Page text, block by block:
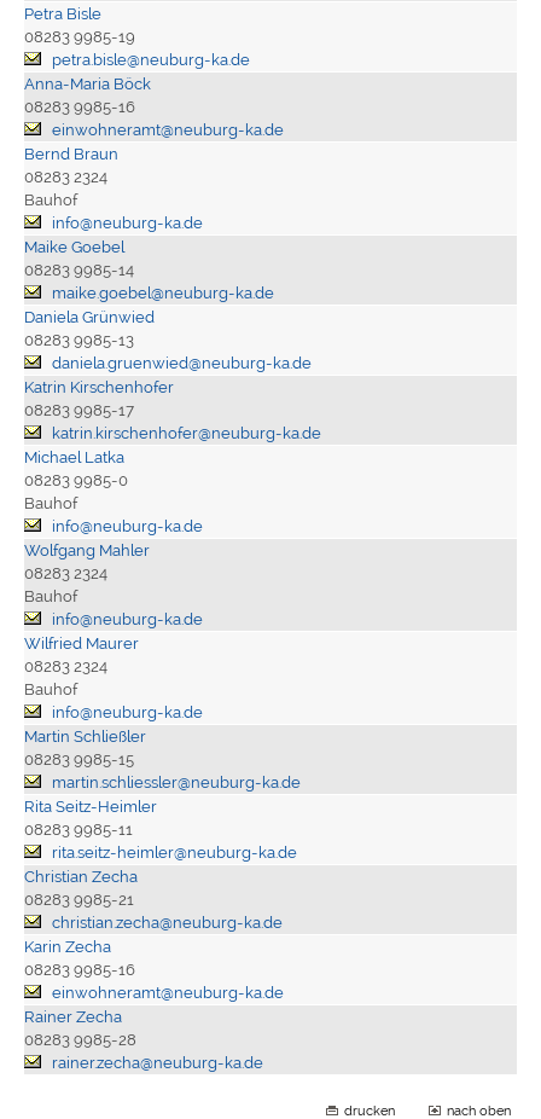
Petra Bisle
08283 9985-19
petra.bisle@neuburg-ka.de
Anna-Maria Böck
08283 9985-16
einwohneramt@neuburg-ka.de
Bernd Braun
08283 2324
Bauhof
info@neuburg-ka.de
Maike Goebel
08283 9985-14
maike.goebel@neuburg-ka.de
Daniela Grünwied
08283 9985-13
daniela.gruenwied@neuburg-ka.de
Katrin Kirschenhofer
08283 9985-17
katrin.kirschenhofer@neuburg-ka.de
Michael Latka
08283 9985-0
Bauhof
info@neuburg-ka.de
Wolfgang Mahler
08283 2324
Bauhof
info@neuburg-ka.de
Wilfried Maurer
08283 2324
Bauhof
info@neuburg-ka.de
Martin Schließler
08283 9985-15
martin.schliessler@neuburg-ka.de
Rita Seitz-Heimler
08283 9985-11
rita.seitz-heimler@neuburg-ka.de
Christian Zecha
08283 9985-21
christian.zecha@neuburg-ka.de
Karin Zecha
08283 9985-16
einwohneramt@neuburg-ka.de
Rainer Zecha
08283 9985-28
rainer.zecha@neuburg-ka.de
drucken nach oben